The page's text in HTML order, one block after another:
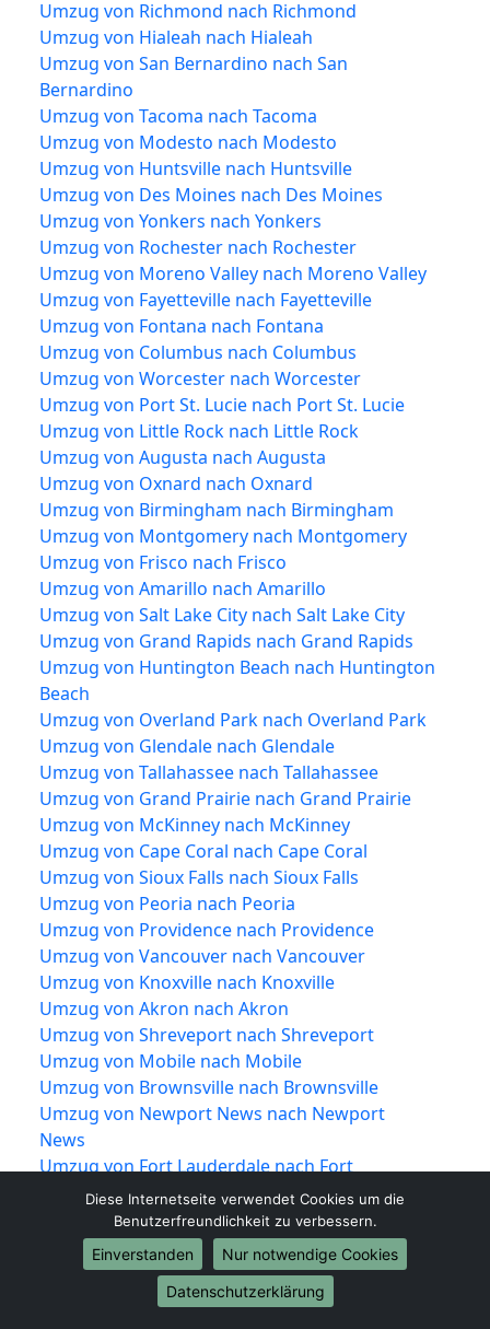
Umzug von Richmond nach Richmond
Umzug von Hialeah nach Hialeah
Umzug von San Bernardino nach San
Bernardino
Umzug von Tacoma nach Tacoma
Umzug von Modesto nach Modesto
Umzug von Huntsville nach Huntsville
Umzug von Des Moines nach Des Moines
Umzug von Yonkers nach Yonkers
Umzug von Rochester nach Rochester
Umzug von Moreno Valley nach Moreno Valley
Umzug von Fayetteville nach Fayetteville
Umzug von Fontana nach Fontana
Umzug von Columbus nach Columbus
Umzug von Worcester nach Worcester
Umzug von Port St. Lucie nach Port St. Lucie
Umzug von Little Rock nach Little Rock
Umzug von Augusta nach Augusta
Umzug von Oxnard nach Oxnard
Umzug von Birmingham nach Birmingham
Umzug von Montgomery nach Montgomery
Umzug von Frisco nach Frisco
Umzug von Amarillo nach Amarillo
Umzug von Salt Lake City nach Salt Lake City
Umzug von Grand Rapids nach Grand Rapids
Umzug von Huntington Beach nach Huntington
Beach
Umzug von Overland Park nach Overland Park
Umzug von Glendale nach Glendale
Umzug von Tallahassee nach Tallahassee
Umzug von Grand Prairie nach Grand Prairie
Umzug von McKinney nach McKinney
Umzug von Cape Coral nach Cape Coral
Umzug von Sioux Falls nach Sioux Falls
Umzug von Peoria nach Peoria
Umzug von Providence nach Providence
Umzug von Vancouver nach Vancouver
Umzug von Knoxville nach Knoxville
Umzug von Akron nach Akron
Umzug von Shreveport nach Shreveport
Umzug von Mobile nach Mobile
Umzug von Brownsville nach Brownsville
Umzug von Newport News nach Newport
News
Umzug von Fort Lauderdale nach Fort
Lauderdale
Umzug von Chattanooga nach Chattanooga
Umzug von Tempe nach Tempe
Umzug von Aurora nach Aurora
Umzug von Santa Rosa nach Santa Rosa
Diese Internetseite verwendet Cookies um die
Benutzerfreundlichkeit zu verbessern.
Einverstanden
Nur notwendige Cookies
Datenschutzerklärung